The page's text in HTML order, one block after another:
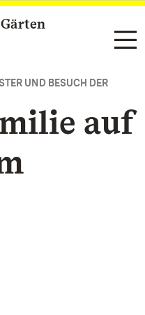
UND BESUCH DER
auf